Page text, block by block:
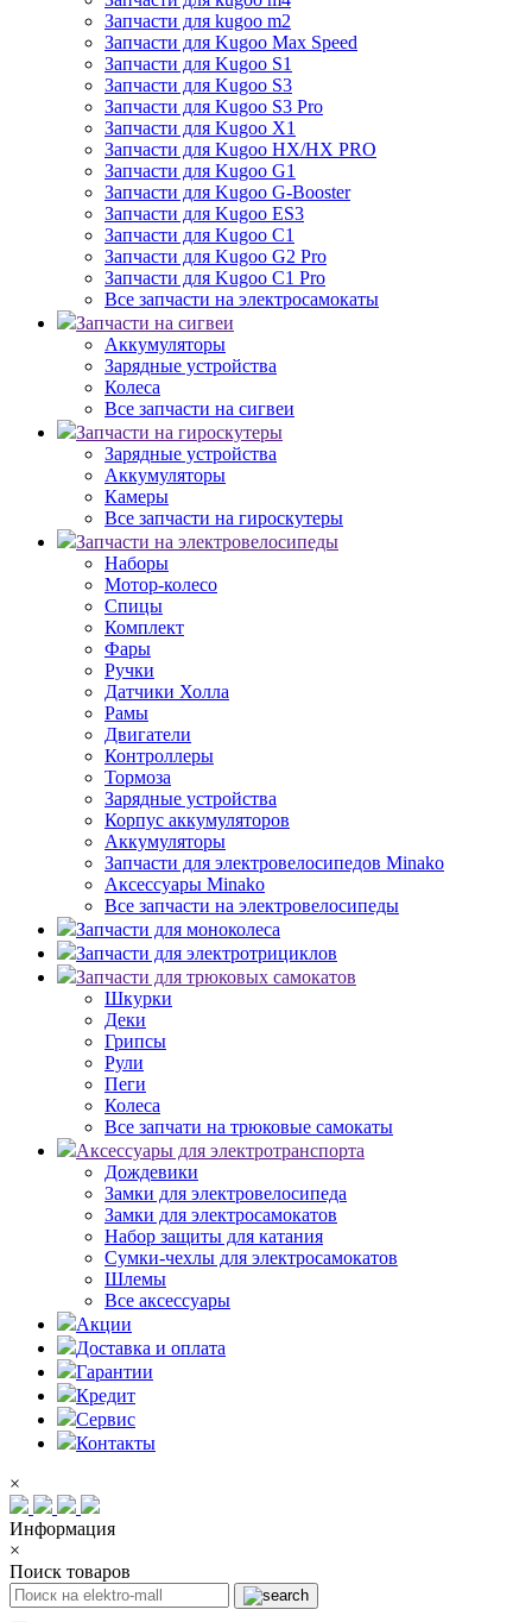
Запчасти для kugoo m2
Запчасти для Kugoo Max Speed
Запчасти для Kugoo S1
Запчасти для Kugoo S3
Запчасти для Kugoo S3 Pro
Запчасти для Kugoo X1
Запчасти для Kugoo HX/HX PRO
Запчасти для Kugoo G1
Запчасти для Kugoo G-Booster
Запчасти для Kugoo ES3
Запчасти для Kugoo C1
Запчасти для Kugoo G2 Pro
Запчасти для Kugoo C1 Pro
Все запчасти на электросамокаты
Запчасти на сигвеи
Аккумуляторы
Зарядные устройства
Колеса
Все запчасти на сигвеи
Запчасти на гироскутеры
Зарядные устройства
Аккумуляторы
Камеры
Все запчасти на гироскутеры
Запчасти на электровелосипеды
Наборы
Мотор-колесо
Спицы
Комплект
Фары
Ручки
Датчики Холла
Рамы
Двигатели
Контроллеры
Тормоза
Зарядные устройства
Корпус аккумуляторов
Аккумуляторы
Запчасти для электровелосипедов Minako
Аксессуары Minako
Все запчасти на электровелосипеды
Запчасти для моноколеса
Запчасти для электротрициклов
Запчасти для трюковых самокатов
Шкурки
Деки
Грипсы
Рули
Пеги
Колеса
Все запчати на трюковые самокаты
Аксессуары для электротранспорта
Дождевики
Замки для электровелосипеда
Замки для электросамокатов
Набор защиты для катания
Сумки-чехлы для электросамокатов
Шлемы
Все аксессуары
Акции
Доставка и оплата
Гарантии
Кредит
Сервис
Контакты
×
Информация
×
Поиск товаров